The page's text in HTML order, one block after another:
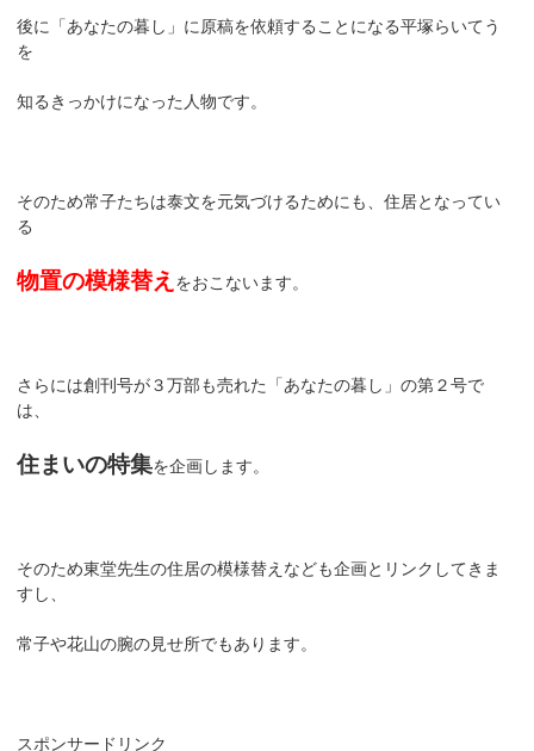
後に「あなたの暮し」に原稿を依頼することになる平塚らいてう
を
知るきっかけになった人物です。
そのため常子たちは泰文を元気づけるためにも、住居となってい
る
物置の模様替え をおこないます。
さらには創刊号が３万部も売れた「あなたの暮し」の第２号で
は、
住まいの特集を企画します。
そのため東堂先生の住居の模様替えなども企画とリンクしてきま
すし、
常子や花山の腕の見せ所でもあります。
スポンサードリンク